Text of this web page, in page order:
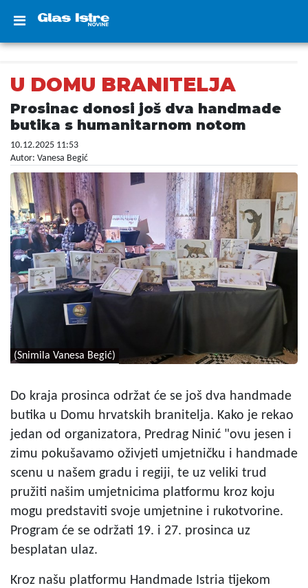
U DOMU BRANITELJA
Prosinac donosi još dva handmade
butika s humanitarnom notom
10.12.2025 11:53
Autor: Vanesa Begić
(Snimila Vanesa Begić)
Do kraja prosinca održat će se još dva handmade
butika u Domu hrvatskih branitelja. Kako je rekao
jedan od organizatora, Predrag Ninić "ovu jesen i
zimu pokušavamo oživjeti umjetničku i handmade
scenu u našem gradu i regiji, te uz veliki trud
pružiti našim umjetnicima platformu kroz koju
mogu predstaviti svoje umjetnine i rukotvorine.
Program će se održati 19. i 27. prosinca uz
besplatan ulaz.
Kroz našu platformu Handmade Istria tijekom